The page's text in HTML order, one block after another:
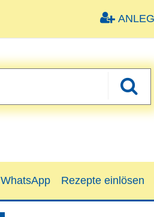
WhatsApp Rezepte einlösen